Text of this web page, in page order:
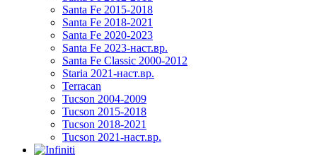
Santa Fe 2015-2018
Santa Fe 2018-2021
Santa Fe 2020-2023
Santa Fe 2023-наст.вр.
Santa Fe Classic 2000-2012
Staria 2021-наст.вр.
Terracan
Tucson 2004-2009
Tucson 2015-2018
Tucson 2018-2021
Tucson 2021-наст.вр.